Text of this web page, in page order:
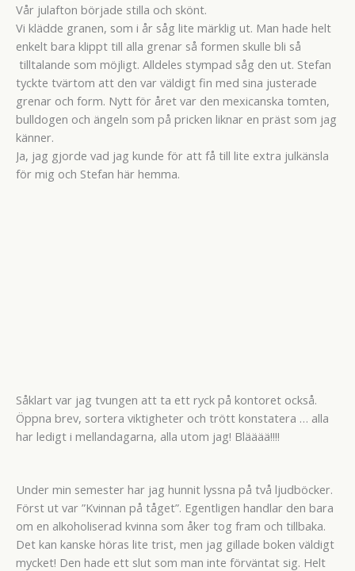
Vår julafton började stilla och skönt.
Vi klädde granen, som i år såg lite märklig ut. Man hade helt
enkelt bara klippt till alla grenar så formen skulle bli så
tilltalande som möjligt. Alldeles stympad såg den ut. Stefan
tyckte tvärtom att den var väldigt fin med sina justerade
grenar och form. Nytt för året var den mexicanska tomten,
bulldogen och ängeln som på pricken liknar en präst som jag
känner.
Ja, jag gjorde vad jag kunde för att få till lite extra julkänsla
för mig och Stefan här hemma.
Såklart var jag tvungen att ta ett ryck på kontoret också.
Öppna brev, sortera viktigheter och trött konstatera … alla
har ledigt i mellandagarna, alla utom jag! Blääää!!!!
Under min semester har jag hunnit lyssna på två ljudböcker.
Först ut var ”Kvinnan på tåget”. Egentligen handlar den bara
om en alkoholiserad kvinna som åker tog fram och tillbaka.
Det kan kanske höras lite trist, men jag gillade boken väldigt
mycket! Den hade ett slut som man inte förväntat sig. Helt